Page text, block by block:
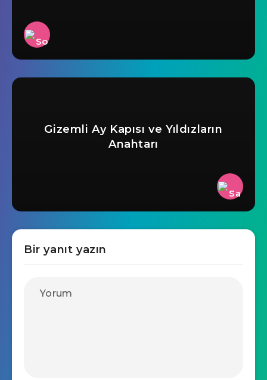
Gizemli Ay Kapısı ve Yıldızların
Anahtarı
Bir yanıt yazın